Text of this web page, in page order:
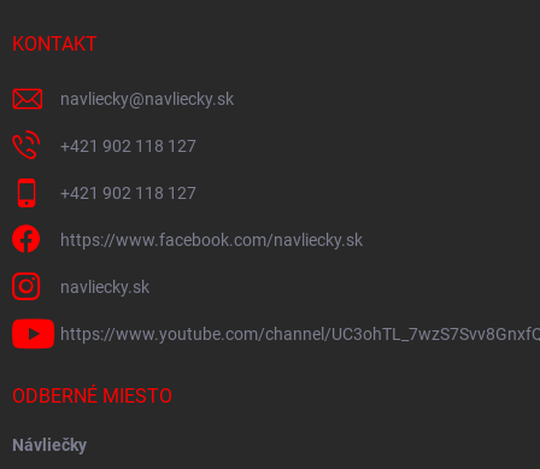
KONTAKT
navliecky@navliecky.sk
+421 902 118 127
+421 902 118 127
https://www.facebook.com/navliecky.sk
navliecky.sk
https://www.youtube.com/channel/
ODBERNÉ MIESTO
Návliečky